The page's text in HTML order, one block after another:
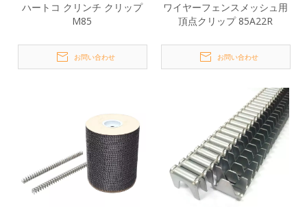
ハートコ クリンチ クリップ
M85
お問い合わせ
ワイヤーフェンスメッシュ用
頂点クリップ 85A22R
お問い合わせ